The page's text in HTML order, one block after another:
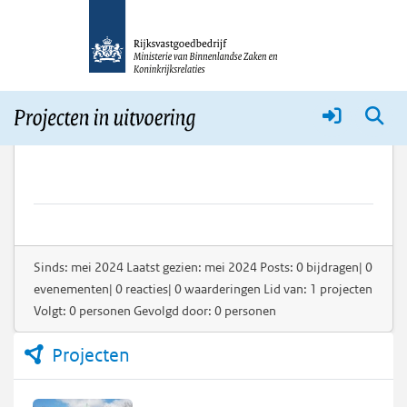
Ellen
Sinds: mei 2024 Laatst gezien: mei 2024 Posts: 0 bijdragen| 0
evenementen| 0 reacties| 0 waarderingen Lid van: 1 projecten
Volgt: 0 personen Gevolgd door: 0 personen
Projecten